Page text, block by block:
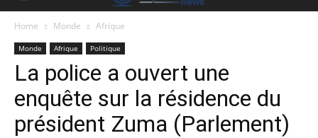
Home Monde Afrique
Monde Afrique Politique
La police a ouvert une
enquête sur la résidence du
président Zuma (Parlement)